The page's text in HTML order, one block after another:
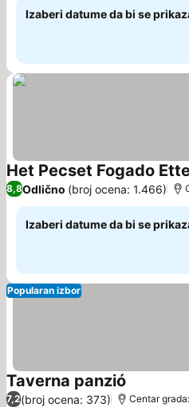
Izaberi datume da bi se
Het Pecset Fogado
8,8Odlično (broj ocena: 1.466)
Izaberi datume da bi se
Popularan izbor
Taverna panzió
7,2(broj ocena: 373) Centar